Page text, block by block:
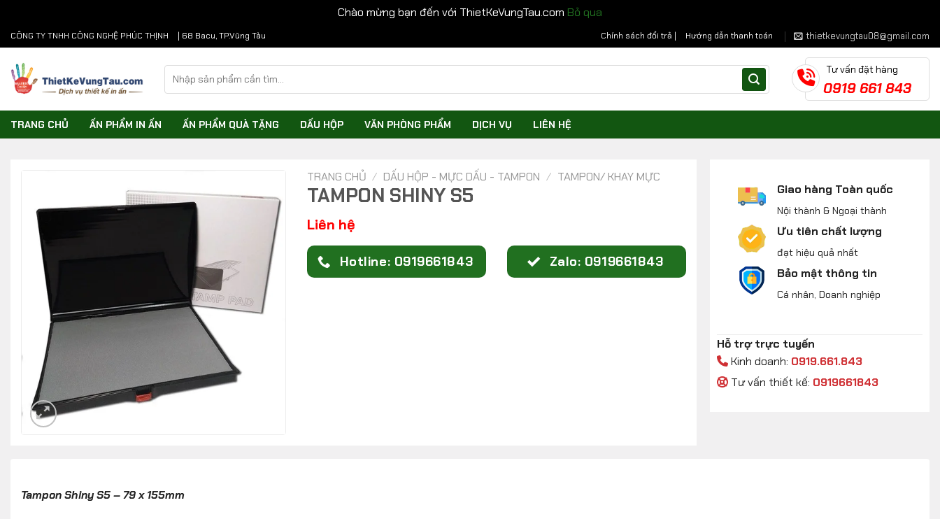
Chào mừng bạn đến với ThietKeVungTau.com Bỏ qua
Chuyển
đến
nội
dung
CÔNG TY TNHH CÔNG NGHỆ PHÚC THỊNH | 68 Bacu, TP.Vũng Tàu Chính sách đổi trả | Hướng dẫn thanh toán thietkevungtau08@gmail.com
kiếm:
Tư vấn đặt hàng
0919 661 843
TRANG CHỦ ẤN PHẨM IN ẤN ẤN PHẨM QUÀ TẶNG DẤU HỘP VĂN PHÒNG PHẨM DỊCH VỤ LIÊN HỆ
TRANG CHỦ / DẤU HỘP - MỰC DẤU - TAMPON / TAMPON/ KHAY MỰC
TAMPON SHINY S5
Liên hệ
Hotline: 0919661843 Zalo: 0919661843
Giao hàng Toàn quốc
Nội thành & Ngoại thành
Ưu tiên chất lượng
đạt hiệu quả nhất
Bảo mật thông tin
Cá nhân, Doanh nghiệp
Hỗ trợ trực tuyến
Kinh doanh: 0919.661.843
Tư vấn thiết kế: 0919661843
Tampon Shiny S5 – 79 x 155mm